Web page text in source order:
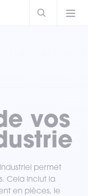
vos
permet
Cela inclut la
en pièces, le